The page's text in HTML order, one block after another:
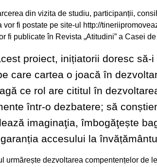
din vizita de studiu, participanții,
vor fi postate pe site-ul http://
fi publicate în Revista „Atitudini” a Casei
proiect, inițiatorii doresc
care cartea o joacă în
ce rol are cititul în
într-o dezbatere; să
imaginaţia, îmbogăţește
accesului la
urmărește dezvoltarea compentențelor de